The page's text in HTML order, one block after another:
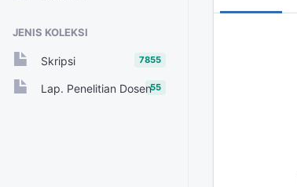
Rekap View Bulanan
Rekap View Harian
JENIS KOLEKSI
Skripsi 7855
Lap. Penelitian Dosen55